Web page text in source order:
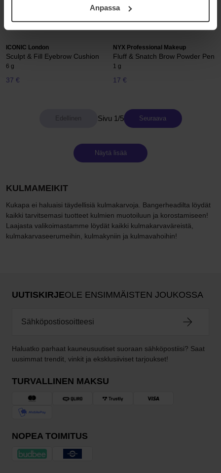
samt vår Integritetspolicy.Anpassa
ICONIC London
Sculpt & Fill Eyebrow Cushion
6 g
37 €
NYX Professional Makeup
Fluff & Snatch Brow Powder Pen
1 g
17 €
Sivu 1/5 Seuraava
Näytä lisää
KULMAMEIKIT
Kukapa ei haluaisi täydellisiä kulmakarvoja. Bangerheadilta löydät
kaikki tarvitsemasi tuotteet kulmien muotoiluun ja korostamiseen!
Laajasta valikoimastamme löydät kaikki kulmakarvaväreistä,
kulmakarvaseerumeihin, kulmakyniin ja kulmavahoihin!
UUTISKIRJEOLE ENSIMMÄISTEN JOUKOSSA
Haluatko parhaat kauneusuutiset suoraan sähköpostiisi? Saat
uusimmat trendit, vinkit ja eksklusiiviset tarjoukset!
TURVALLINEN MAKSU
NOPEA TOIMITUS